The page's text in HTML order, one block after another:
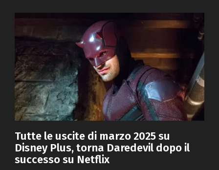
Tutte le uscite di marzo 2025 su
Disney Plus, torna Daredevil dopo il
successo su Netflix